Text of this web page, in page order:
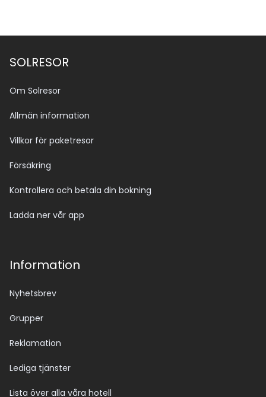
SOLRESOR
Om Solresor
Allmän information
Villkor för paketresor
Försäkring
Kontrollera och betala din bokning
Ladda ner vår app
Information
Nyhetsbrev
Grupper
Reklamation
Lediga tjänster
Lista över alla våra hotell